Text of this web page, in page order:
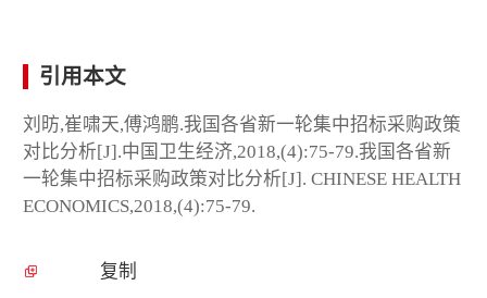
引用本文
刘昉,崔啸天,傅鸿鹏.我国各省新一轮集中招标采购政策
对比分析[J].中国卫生经济,2018,(4):75-79.我国各省新
一轮集中招标采购政策对比分析[J]. CHINESE HEALTH
ECONOMICS,2018,(4):75-79.
复制